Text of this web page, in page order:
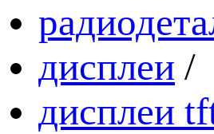
дисплеи /
дисплеи